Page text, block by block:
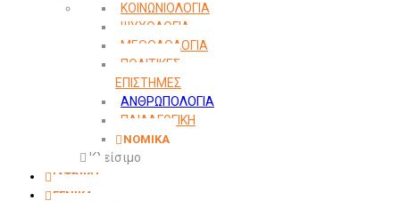
ΚΟΙΝΩΝΙΟΛΟΓΙΑ
ΨΥΧΟΛΟΓΙΑ
ΜΕΘΟΔΟΛΟΓΙΑ
ΠΟΛΙΤΙΚΕΣ
ΕΠΙΣΤΗΜΕΣ
ΑΝΘΡΩΠΟΛΟΓΙΑ
ΠΑΙΔΑΓΩΓΙΚΗ
ΝΟΜΙΚΑ
Κλείσιμο
ΙΑΤΡΙΚΗ
ΓΕΝΙΚΑ